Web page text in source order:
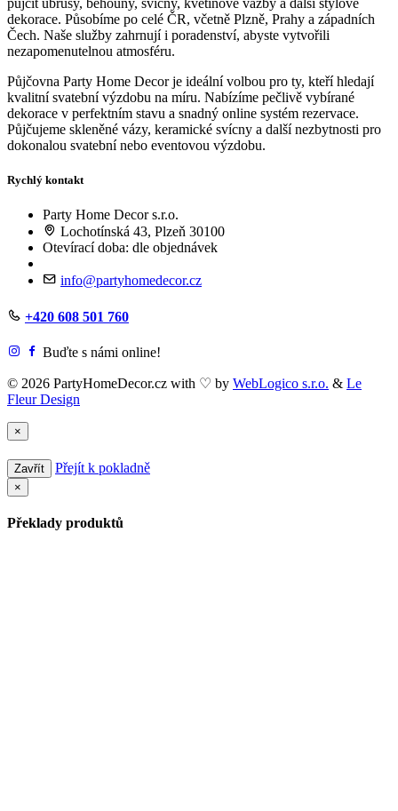
půjčit ubrusy, běhouny, svícny, květinové vazby a další stylové
dekorace. Působíme po celé ČR, včetně Plzně, Prahy a západních
Čech. Naše služby zahrnují i poradenství, abyste vytvořili
nezapomenutelnou atmosféru.
Půjčovna Party Home Decor je ideální volbou pro ty, kteří hledají
kvalitní svatební výzdobu na míru. Nabízíme pečlivě vybírané
dekorace v perfektním stavu a snadný online systém rezervace.
Půjčujeme skleněné vázy, keramické svícny a další nezbytnosti pro
dokonalou svatební nebo eventovou výzdobu.
Rychlý kontakt
Party Home Decor s.r.o.
Lochotínská 43, Plzeň 30100
Otevírací doba: dle objednávek
info@partyhomedecor.cz
+420 608 501 760
Buďte s námi online!
© 2026 PartyHomeDecor.cz with ♡ by WebLogico s.r.o. & Le
Fleur Design
×
Zavřít Přejít k pokladně
×
Překlady produktů